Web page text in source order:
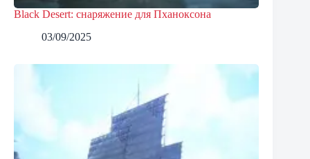
Black Desert: снаряжение для Пханоксона
03/09/2025